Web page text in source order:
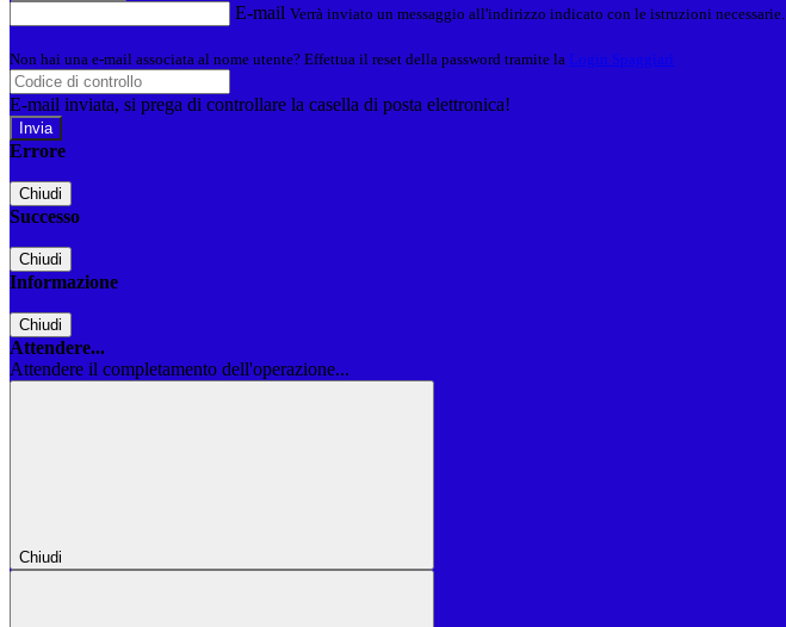
E-mail Verrà inviato un messaggio all'indirizzo indicato con le istruzioni necessarie.
Non hai una e-mail associata al nome utente? Effettua il reset della password tramite la Login Spaggiari
E-mail inviata, si prega di controllare la casella di posta elettronica!
Errore
Chiudi
Successo
Chiudi
Informazione
Chiudi
Attendere...
Attendere il completamento dell'operazione...
Chiudi